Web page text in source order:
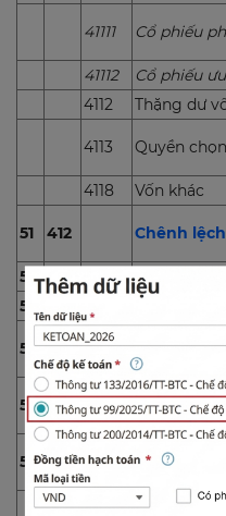
41111 Cổ phiếu
41112
Cổ phiếu
4112
Thặng dư
4113 Quyền
4118 Vốn khác
51 412 Chênh
52 413
Chênh
53
54 418 Các quỹ
55 419 Cổ phiếu
56 421 Lợi nhuận